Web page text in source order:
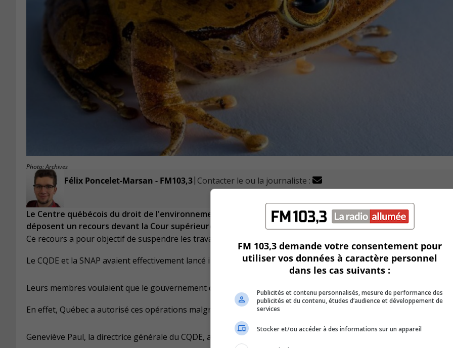
Photo: Archives
Félix Poncelet-Marsan - FM103,3| Contacter le ou la journaliste :
Le Centre québécois du droit de l'environnement (CQDE) et la Société pour la nature et les parcs (SNAP)
déposent un recours devant la Cour supérieure du Québec pour protéger l’habitat de la rainette faux-
Ce recours a pour objectif de suspendre les travaux de prolongement du boulevard Béliveau à Longueuil.
Le CQDE et la SNAP avaient effectivement lancé il y a deux semaines un ultimatum au gouvernement.
Leurs membres voulaient que le gouvernement cesse immédiatement la destruction de l’habitat.
En effet, Québec a autorisé ces opérations malgré la présence d’une espèce menacée dans cette zone.
Geneviève Paul, la directrice générale du CQDE, affirme que Québec a ainsi « abdiqué ses responsabilités ».
FM 103,3 demande votre consentement pour
utiliser vos données à caractère personnel
dans les cas suivants :
Publicités et contenu personnalisés, mesure de performance des
publicités et du contenu, études d’audience et développement de
services
Stocker et/ou accéder à des informations sur un appareil